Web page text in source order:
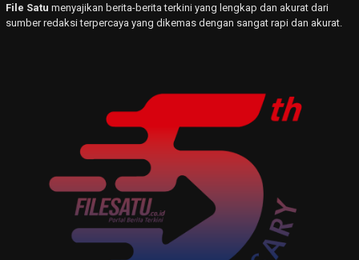
File Satu menyajikan berita-berita terkini yang lengkap dan akurat dari
sumber redaksi terpercaya yang dikemas dengan sangat rapi dan akurat.